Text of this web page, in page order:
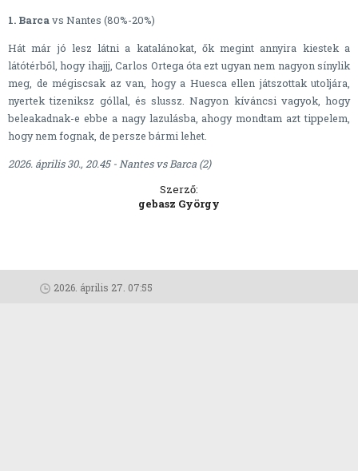
1. Barcavs Nantes (80%-20%)
Hát már jó lesz látni a katalánokat, ők megint annyira kiestek a
látótérből, hogy ihajjj, Carlos Ortega óta ezt ugyan nem nagyon sínylik
meg, de mégiscsak az van, hogy a Huesca ellen játszottak utoljára,
nyertek tizeniksz góllal, és slussz. Nagyon kíváncsi vagyok, hogy
beleakadnak-e ebbe a nagy lazulásba, ahogy mondtam azt tippelem,
hogy nem fognak, de persze bármi lehet.
2026. április 30., 20.45 - Nantes vs Barca (2)
Szerző:
gebasz György
2026. április 27. 07:55